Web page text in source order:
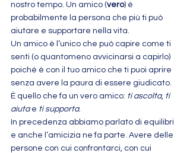
nostro tempo. Un amico (vero) è
probabilmente la persona che più ti può
aiutare e supportare nella vita.
Un amico è l’unico che può capire come ti
senti (o quantomeno avvicinarsi a capirlo)
poiché è con il tuo amico che ti puoi aprire
senza avere la paura di essere giudicato.
È quello che fa un vero amico: ti ascolta, ti
aiuta e ti supporta.
In precedenza abbiamo parlato di equilibri
e anche l’amicizia ne fa parte. Avere delle
persone con cui confrontarci, con cui